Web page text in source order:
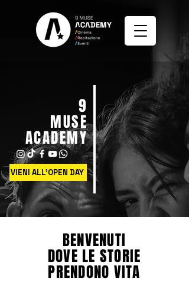
9
MUSE
ACADEMY
VIENI ALL'OPEN DAY
BENVENUTI
DOVE LE STORIE
PRENDONO VITA